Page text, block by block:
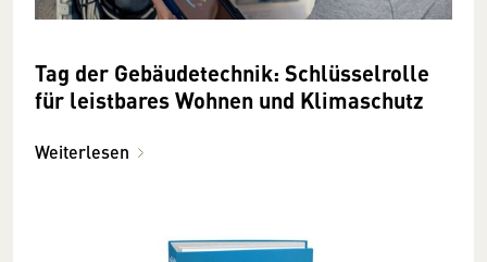
Tag der Gebäudetechnik: Schlüsselrolle
für leistbares Wohnen und Klimaschutz
Weiterlesen